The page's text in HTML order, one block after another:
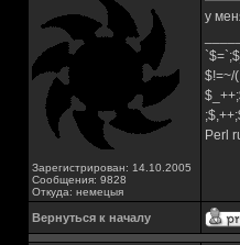
Зарегистрирован: 14.10.2005
Сообщения: 9828
Откуда: немецыя
у
$!=~/
Perl
Вернуться к началу